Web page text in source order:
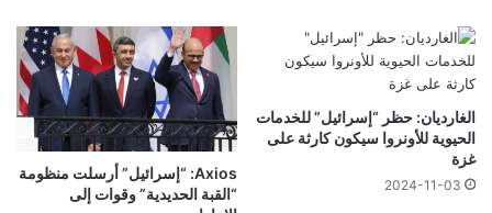
الغارديان: حظر “إسرائيل” للخدمات
الحيوية للأونروا سيكون كارثة على
غزة
2024-11-03
Axios: “إسرائيل” أرسلت منظومة
“القبة الحديدية” وقوات إلى